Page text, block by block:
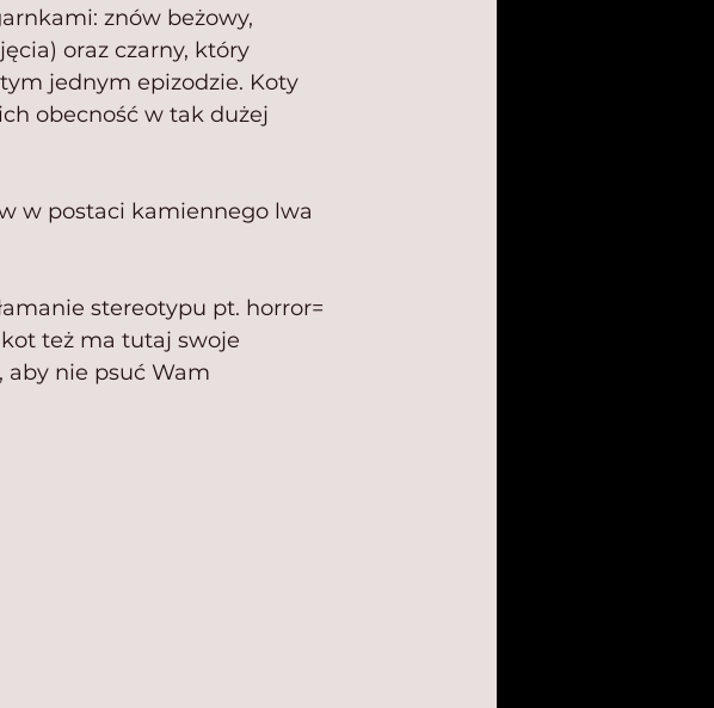
znów beżowy,
oraz czarny, który
jednym epizodzie. Koty
obecność w tak dużej
w postaci kamiennego lwa
stereotypu pt. horror=
też ma tutaj swoje
aby nie psuć Wam